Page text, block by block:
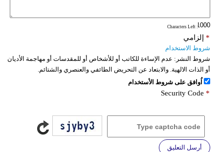
: Characters Left
إلزامي *
شروط الاستخدام
شروط النشر: عدم الإساءة للكاتب أو للأشخاص أو للمقدسات أو مهاجمة الأديان
أو الذات الالهية. والابتعاد عن التحريض الطائفي والعنصري والشتائم.
اُوافق على شروط الأستخدام
Security Code *
أرسل التعليق